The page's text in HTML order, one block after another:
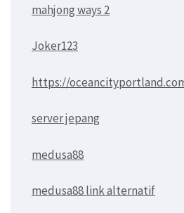
mahjong ways 2
Joker123
https://
server jepang
medusa88
medusa88 link alternatif